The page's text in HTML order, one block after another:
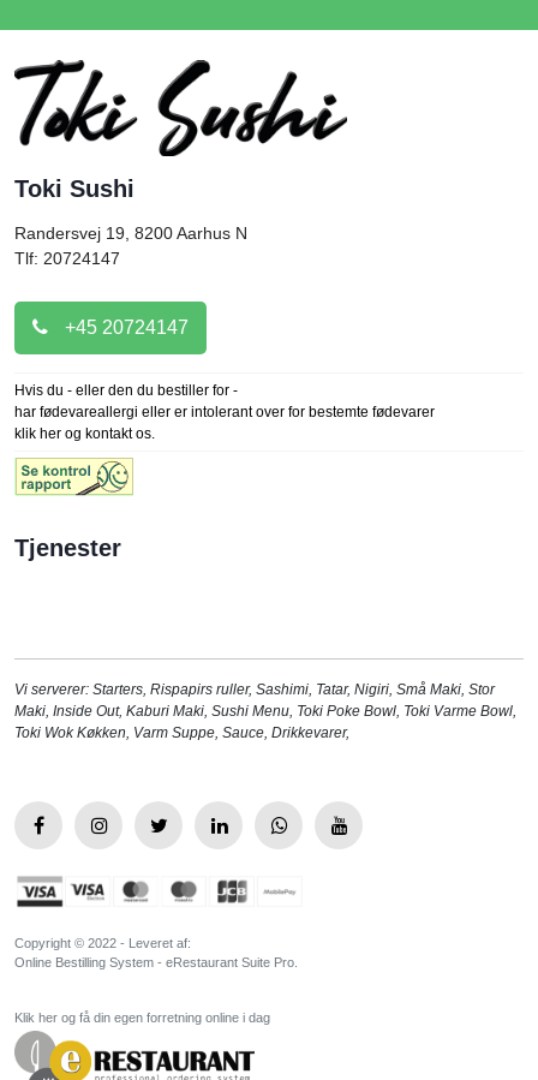
Toki Sushi
Randersvej 19, 8200Aarhus N
Tlf: 20724147
+45 20724147
Hvis du - eller den du bestiller for -
har fødevareallergi eller er intolerant over for bestemte fødevarer
klik her og kontakt os.
Tjenester
Vi serverer: Starters, Rispapirs ruller, Sashimi, Tatar, Nigiri, Små Maki, Stor
Maki, Inside Out, Kaburi Maki, Sushi Menu, Toki Poke Bowl, Toki Varme Bowl,
Toki Wok Køkken, Varm Suppe, Sauce, Drikkevarer,
Copyright © 2022 - Leveret af:
Online Bestilling System - eRestaurant Suite Pro.
Klik her og få din egen forretning online i dag